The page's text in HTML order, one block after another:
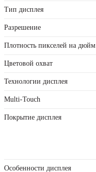
Тип дисплея
Разрешение
Плотность пикселей на дюйм
Цветовой охват
Технологии дисплея
Multi-Touch
Покрытие дисплея
Особенности дисплея